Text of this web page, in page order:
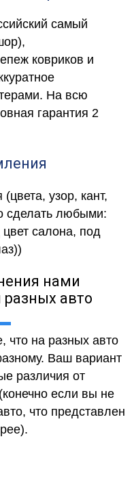
самый
ковриков и
На всю
гарантия 2
узор, кант,
сделать любыми:
салона, под
нами
разных авто
что на разных авто
Ваш вариант
различия от
если вы не
что представлен